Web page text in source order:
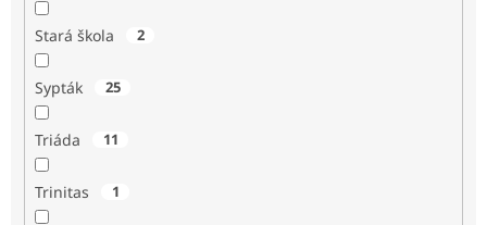
Stará škola 2
Sypták 25
Triáda 11
Trinitas 1